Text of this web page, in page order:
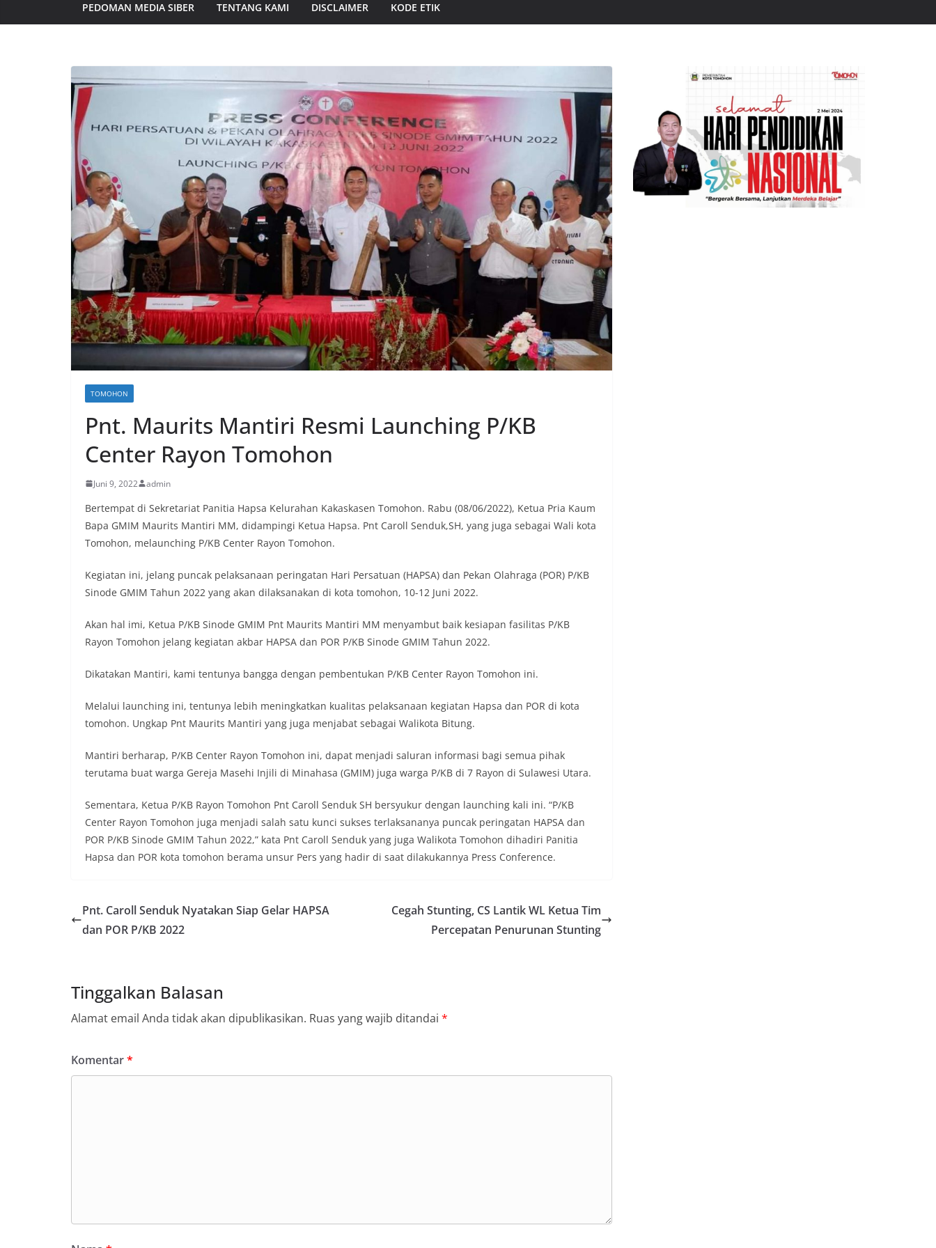
PEDOMAN MEDIA SIBER TENTANG KAMI DISCLAIMER KODE ETIK
TOMOHON
Pnt. Maurits Mantiri Resmi Launching P/KB
Center Rayon Tomohon
Juni 9, 2022 admin
Bertempat di Sekretariat Panitia Hapsa Kelurahan Kakaskasen Tomohon. Rabu (08/06/2022), Ketua Pria Kaum
Bapa GMIM Maurits Mantiri MM, didampingi Ketua Hapsa. Pnt Caroll Senduk,SH, yang juga sebagai Wali kota
Tomohon, melaunching P/KB Center Rayon Tomohon.
Kegiatan ini, jelang puncak pelaksanaan peringatan Hari Persatuan (HAPSA) dan Pekan Olahraga (POR) P/KB
Sinode GMIM Tahun 2022 yang akan dilaksanakan di kota tomohon, 10-12 Juni 2022.
Akan hal imi, Ketua P/KB Sinode GMIM Pnt Maurits Mantiri MM menyambut baik kesiapan fasilitas P/KB
Rayon Tomohon jelang kegiatan akbar HAPSA dan POR P/KB Sinode GMIM Tahun 2022.
Dikatakan Mantiri, kami tentunya bangga dengan pembentukan P/KB Center Rayon Tomohon ini.
Melalui launching ini, tentunya lebih meningkatkan kualitas pelaksanaan kegiatan Hapsa dan POR di kota
tomohon. Ungkap Pnt Maurits Mantiri yang juga menjabat sebagai Walikota Bitung.
Mantiri berharap, P/KB Center Rayon Tomohon ini, dapat menjadi saluran informasi bagi semua pihak
terutama buat warga Gereja Masehi Injili di Minahasa (GMIM) juga warga P/KB di 7 Rayon di Sulawesi Utara.
Sementara, Ketua P/KB Rayon Tomohon Pnt Caroll Senduk SH bersyukur dengan launching kali ini. “P/KB
Center Rayon Tomohon juga menjadi salah satu kunci sukses terlaksananya puncak peringatan HAPSA dan
POR P/KB Sinode GMIM Tahun 2022,” kata Pnt Caroll Senduk yang juga Walikota Tomohon dihadiri Panitia
Hapsa dan POR kota tomohon berama unsur Pers yang hadir di saat dilakukannya Press Conference.
Pnt. Caroll Senduk Nyatakan Siap Gelar HAPSA
dan POR P/KB 2022
Cegah Stunting, CS Lantik WL Ketua Tim
Percepatan Penurunan Stunting
Tinggalkan Balasan
Alamat email Anda tidak akan dipublikasikan. Ruas yang wajib ditandai *
Komentar*